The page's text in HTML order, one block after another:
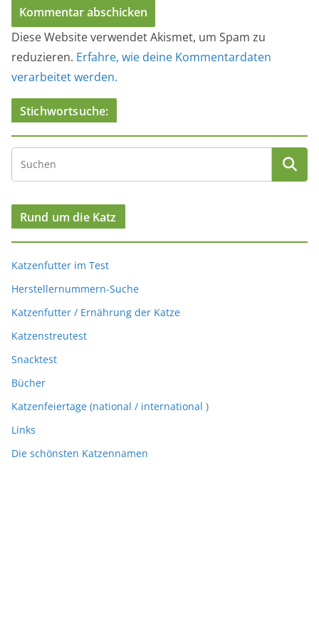
Diese Website verwendet Akismet, um Spam zu
reduzieren. Erfahre, wie deine Kommentardaten
verarbeitet werden.
Stichwortsuche:
Rund um die Katz
Katzenfutter im Test
Herstellernummern-Suche
Katzenfutter / Ernährung der Katze
Katzenstreutest
Snacktest
Bücher
Katzenfeiertage (national / international )
Links
Die schönsten Katzennamen